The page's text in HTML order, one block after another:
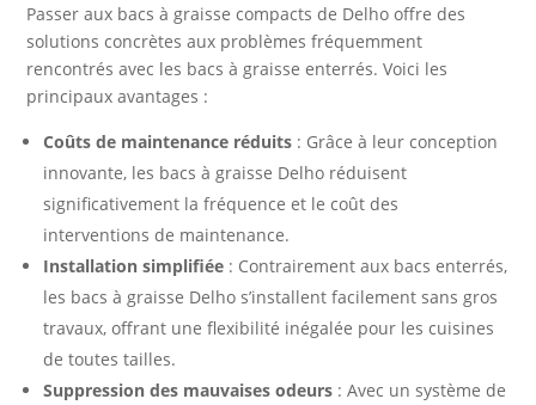
Passer aux bacs à graisse compacts de Delho offre des
solutions concrètes aux problèmes fréquemment
rencontrés avec les bacs à graisse enterrés. Voici les
principaux avantages :
Coûts de maintenance réduits : Grâce à leur conception
innovante, les bacs à graisse Delho réduisent
significativement la fréquence et le coût des
interventions de maintenance.
Installation simplifiée : Contrairement aux bacs enterrés,
les bacs à graisse Delho s’installent facilement sans gros
travaux, offrant une flexibilité inégalée pour les cuisines
de toutes tailles.
Suppression des mauvaises odeurs : Avec un système de